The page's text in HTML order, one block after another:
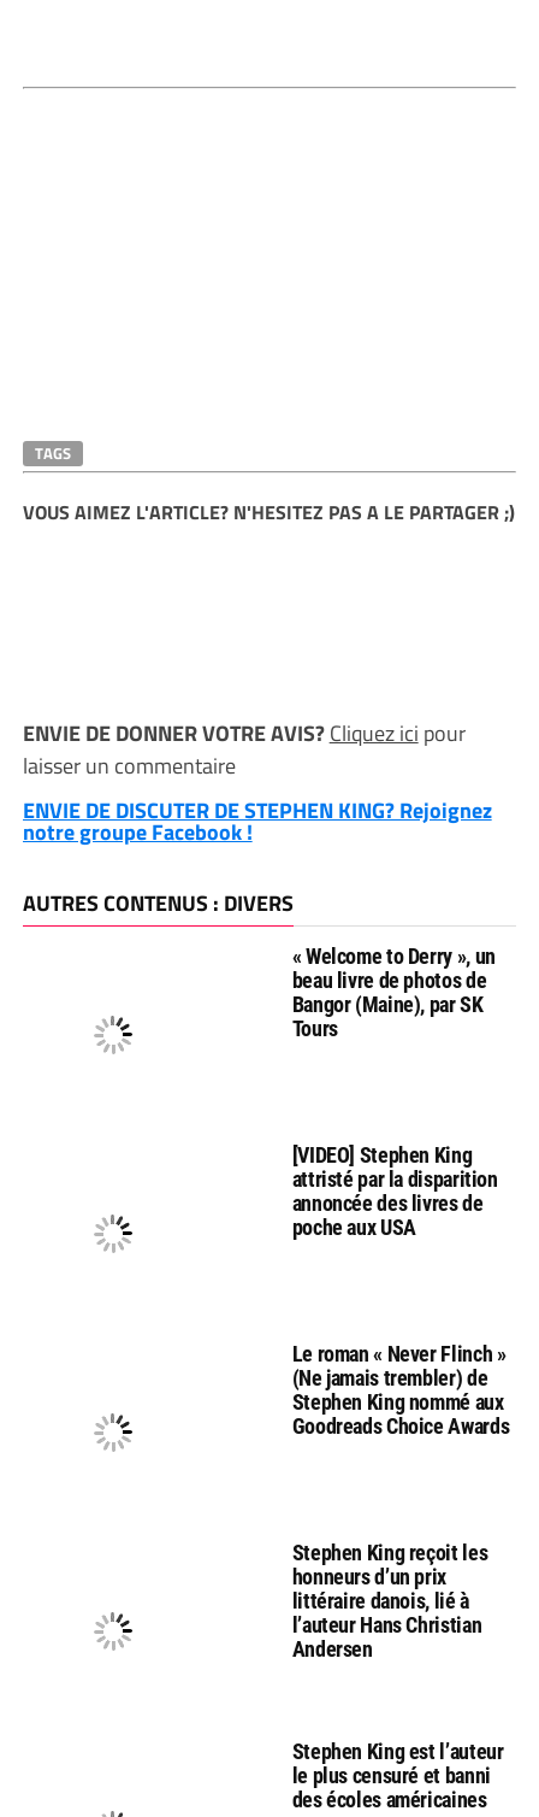
TAGS
VOUS AIMEZ L'ARTICLE? N'HESITEZ PAS A LE PARTAGER ;)
ENVIE DE DONNER VOTRE AVIS?Cliquez ici pour
laisser un commentaire
ENVIE DE DISCUTER DE STEPHEN KING? Rejoignez
notre groupe Facebook !
AUTRES CONTENUS : DIVERS
« Welcome to Derry », un
beau livre de photos de
Bangor (Maine), par SK
Tours
[VIDEO] Stephen King
attristé par la disparition
annoncée des livres de
poche aux USA
Le roman « Never Flinch »
(Ne jamais trembler) de
Stephen King nommé aux
Goodreads Choice Awards
Stephen King reçoit les
honneurs d’un prix
littéraire danois, lié à
l’auteur Hans Christian
Andersen
Stephen King est l’auteur
le plus censuré et banni
des écoles américaines